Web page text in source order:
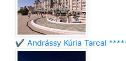
✔️ Andrássy Kúria Tarcal